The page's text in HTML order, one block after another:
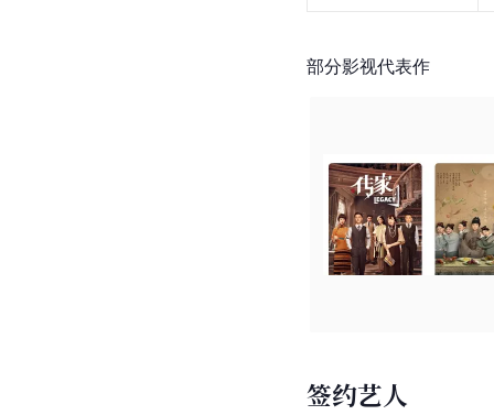
部分影视代表作
签约艺人